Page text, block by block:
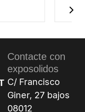
Contacte con
exposolidos
C/ Francisco